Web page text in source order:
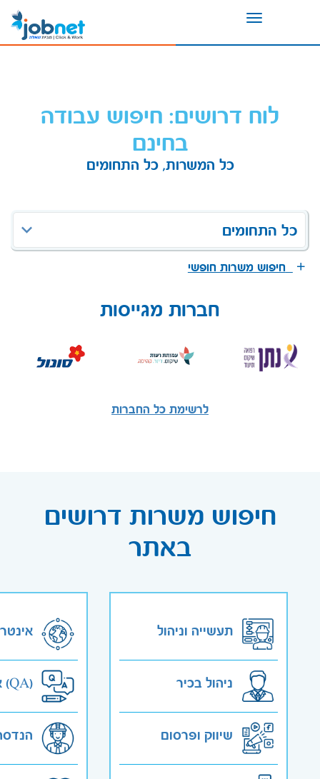
Toggle
לוח דרושים: חיפוש עבודה
בחינם
כל המשרות, כל התחומים
כל התחומים
חיפוש משרות חופשי
חברות מגייסות
לרשימת כל החברות
חיפוש משרות דרושים
באתר
תעשייה וניהול
ניהול בכיר
שיווק ופרסום
אבטחת איכות (QA)